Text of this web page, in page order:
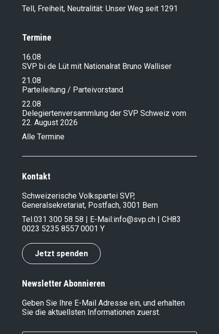
Tell, Freiheit, Neutralität: Unser Weg seit 1291
Termine
16.08
SVP bi de Lüt mit Nationalrat Bruno Walliser
21.08
Parteileitung / Parteivorstand
22.08
Delegiertenversammlung der SVP Schweiz vom
22. August 2026
Alle Termine
Kontakt
Schweizerische Volkspartei SVP,
Generalsekretariat, Postfach, 3001 Bern
Tel.031 300 58 58 | E-Mail:info@svp.ch | CH83
0023 5235 8557 0001 Y
Jetzt spenden
Newsletter Abonnieren
Geben Sie Ihre E-Mail Adresse ein, und erhalten
Sie die aktuellsten Informationen zuerst.